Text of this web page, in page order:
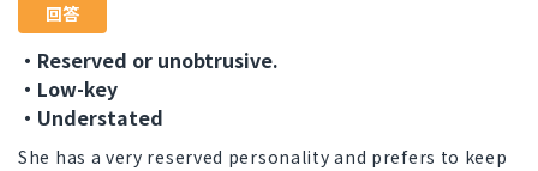
回答
・Reserved or unobtrusive.
・Low-key
・Understated
She has a very reserved personality and prefers to keep